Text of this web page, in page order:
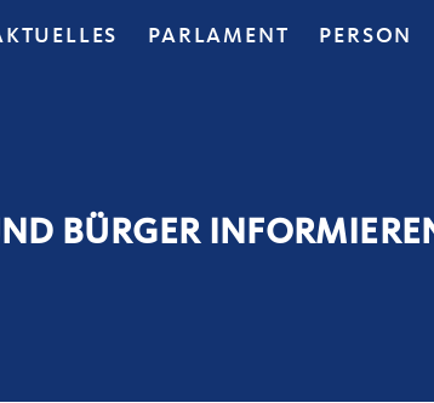
PARLAMENT PERSON
BÜRGER